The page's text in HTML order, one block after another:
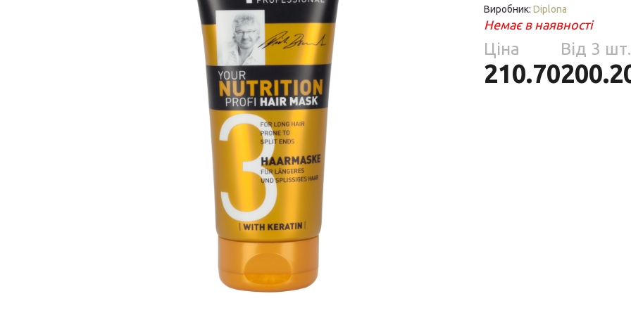
Крупи
Соуси
Консервація
Східна кухня
Снеки та закуски
Харчові
інгредієнти
Рослинна олія
Борошно та
висівки
Подарункові
набори
Виробник: Diplona
Немає в наявності
Ціна
210.70
Від 3 шт.